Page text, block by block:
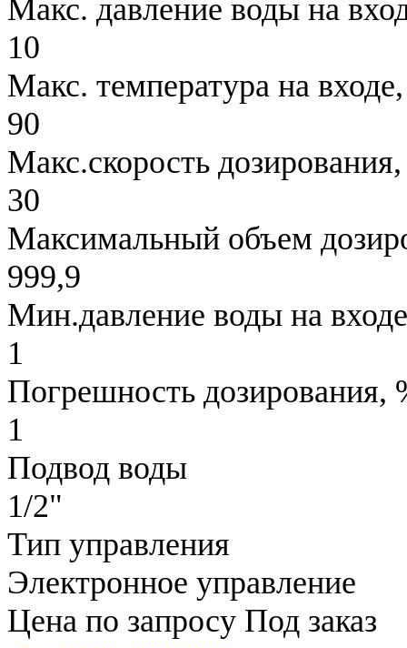
Макс. давление воды на
10
Макс. температура на
90
Макс.скорость
30
Максимальный объем
999,9
Мин.давление воды на
1
Погрешность дозирования,
1
Подвод воды
1/2"
Тип управления
Электронное управление
Цена по запросу Под заказ